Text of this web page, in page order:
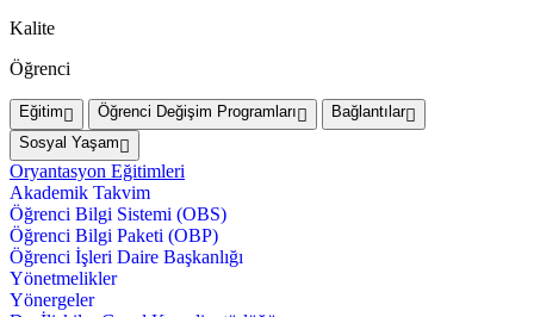
Kalite
Öğrenci
Eğitim Öğrenci Değişim Programları
Bağlantılar
Sosyal Yaşam
Oryantasyon Eğitimleri
Akademik Takvim
Öğrenci Bilgi Sistemi (OBS)
Öğrenci Bilgi Paketi (OBP)
Öğrenci İşleri Daire Başkanlığı
Yönetmelikler
Yönergeler